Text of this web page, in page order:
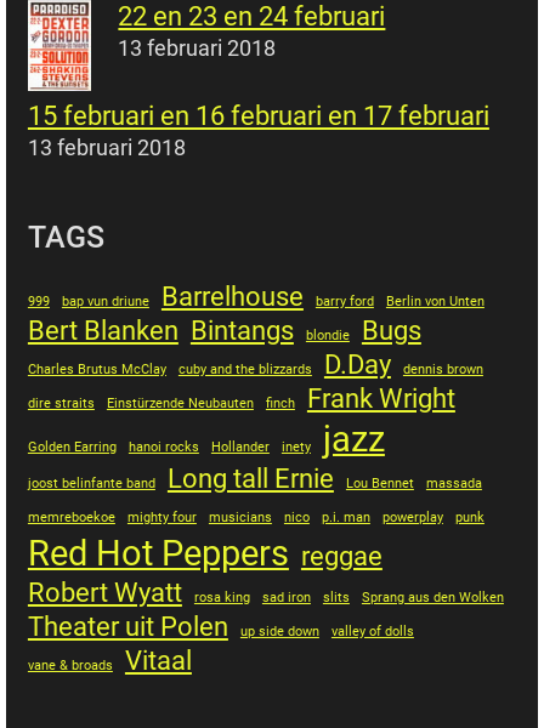
22 en 23 en 24 februari
13 februari 2018
15 februari en 16 februari en 17 februari
13 februari 2018
TAGS
999 bap vun driune Barrelhouse barry ford Berlin von Unten
Bert Blanken Bintangs blondie Bugs
Charles Brutus McClay cuby and the blizzards D.Day dennis brown
dire straits Einstürzende Neubauten finch Frank Wright
Golden Earring hanoi rocks Hollander inety jazz
joost belinfante band Long tall Ernie Lou Bennet massada
memreboekoe mighty four musicians nico p.i. man powerplay punk
Red Hot Peppers reggae
Robert Wyatt
rosa king sad iron slits Sprang aus den Wolken
Theater uit Polen up side down valley of dolls
vane & broads Vitaal